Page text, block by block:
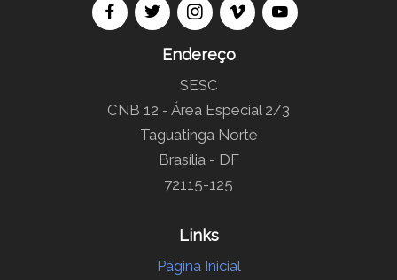
Endereço
SESC
CNB 12 - Área Especial 2/3
Taguatinga Norte
Brasília - DF
72115-125
Links
Página Inicial